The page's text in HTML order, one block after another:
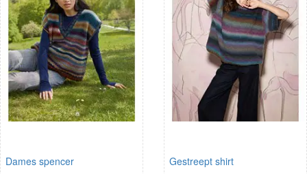
Dames spencer Gestreept shirt